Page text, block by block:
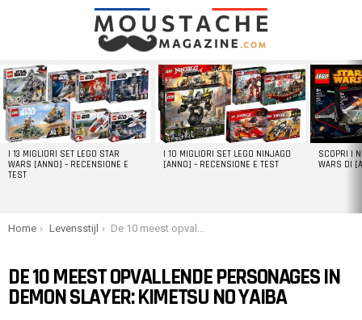
LATEST
STORIES
I 13 MIGLIORI SET LEGO STAR
WARS [ANNO] – RECENSIONE E
TEST
I 10 MIGLIORI SET LEGO NINJAGO
[ANNO] – RECENSIONE E TEST
SCOPRI I
WARS DI
You are here:
Home Levensstijl De 10 meest opvallende personages in Demon Slayer: Kimetsu no Yaiba
DE 10 MEEST OPVALLENDE PERSONAGES IN
DEMON SLAYER: KIMETSU NO YAIBA